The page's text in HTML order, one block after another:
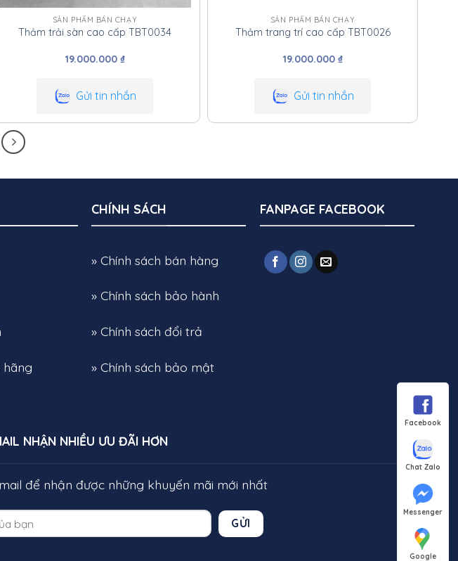
SẢN PHẨM BÁN CHẠY
Thảm trải sàn cao cấp TBT0034
19.000.000 ₫
Gửi tin nhắn
SẢN PHẨM BÁN CHẠY
Thảm trang trí cao cấp TBT0026
19.000.000 ₫
Gửi tin nhắn
CHÍNH SÁCH
» Chính sách bán hàng
» Chính sách bảo hành
» Chính sách đổi trả
» Chính sách bảo mật
FANPAGE FACEBOOK
NHẬN NHIỀU ƯU ĐÃI HƠN
để nhận được những khuyến mãi mới nhất
GỬI
Facebook
Chat Zalo
Messenger
Google